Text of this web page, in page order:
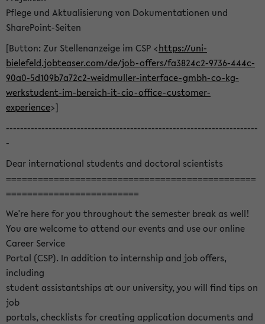
Pflege und Aktualisierung von Dokumentationen und
SharePoint-Seiten
[Button: Zur Stellenanzeige im CSP <https://uni-
bielefeld.jobteaser.com/de/job-offers/fa3824c2-9736-444c-
90a0-5d109b7a72c2-weidmuller-interface-gmbh-co-kg-
werkstudent-im-bereich-it-cio-office-customer-
experience>]
-----------------------------------------------------------------------
-
Dear international students and doctoral scientists
===============================================
=========================
We're here for you throughout the semester break as well!
You are welcome to attend our events and use our online
Career Service
Portal (CSP). In addition to internship and job offers,
including
student assistantships at our university, you will find tips on
job
portals, checklists for creating application documents and